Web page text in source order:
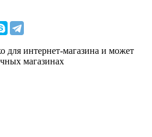
для интернет-магазина и может
магазинах